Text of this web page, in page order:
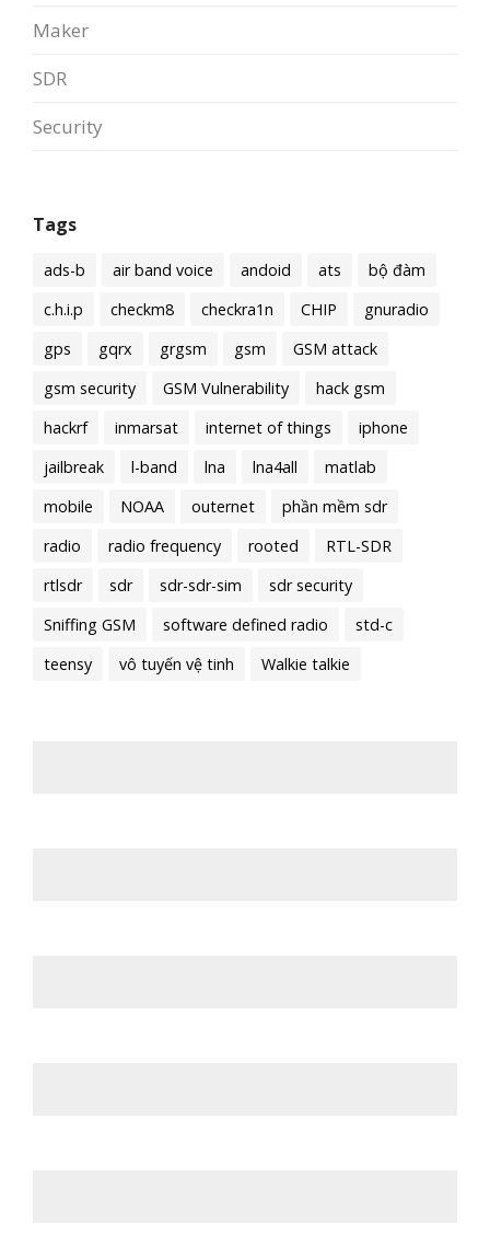
Maker
SDR
Security
Tags
ads-b air band voice andoid ats
bộ đàm
c.h.i.p
checkm8 checkra1n CHIP
gnuradio
gps
gqrx grgsm gsm
GSM attack
gsm security
GSM Vulnerability
hack gsm
hackrf
inmarsat internet of things
iphone
jailbreak
l-band lna lna4all
matlab
mobile
NOAA outernet
phần mềm sdr
radio
radio frequency rooted
RTL-SDR
rtlsdr
sdr sdr-sdr-sim
sdr security
Sniffing GSM
software defined radio
std-c
teensy
vô tuyến vệ tinh Walkie talkie